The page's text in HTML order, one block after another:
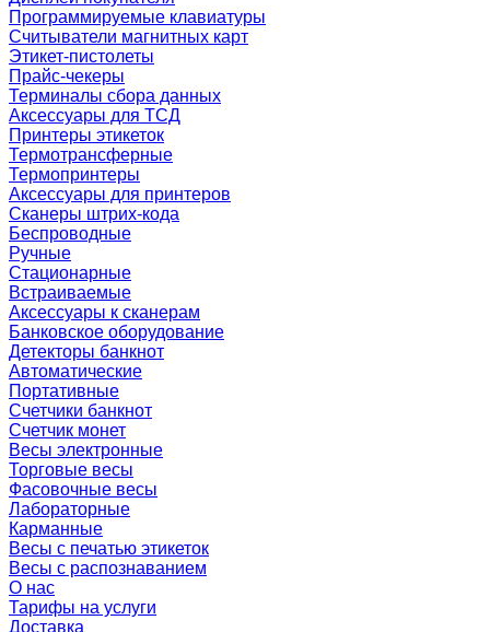
Программируемые клавиатуры
Считыватели магнитных карт
Этикет-пистолеты
Прайс-чекеры
Терминалы сбора данных
Аксессуары для ТСД
Принтеры этикеток
Термотрансферные
Термопринтеры
Аксессуары для принтеров
Сканеры штрих-кода
Беспроводные
Ручные
Стационарные
Встраиваемые
Аксессуары к сканерам
Банковское оборудование
Детекторы банкнот
Автоматические
Портативные
Счетчики банкнот
Счетчик монет
Весы электронные
Торговые весы
Фасовочные весы
Лабораторные
Карманные
Весы с печатью этикеток
Весы с распознаванием
О нас
Тарифы на услуги
Доставка